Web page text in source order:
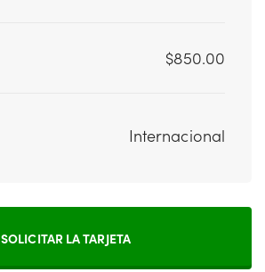
$850.00
Internacional
SOLICITAR LA TARJETA